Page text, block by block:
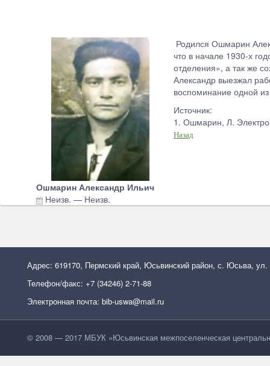
Ошмарин Александр Ильич
Неизв. — Неизв.
Родился Ошмарин
что в начале 1930-х
отделения», а так же
Александр выезжал
воспоминание одной
Источник:
1. Ошмарин, Л.
Назад
Адрес: 619170, Пермский край, Юсьвинский район, с. Юсьва, ул.
Телефон/факс: +7 (34246) 2-71-88
Электронная почта: bib-uswa@mail.ru
© 2008 — 2017 МБУК »Юсьвинская межпоселенческая